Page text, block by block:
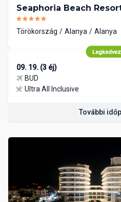
Seaphoria Beach
Törökország Alanya Alanya
09. 19. (3 éj)
BUD
Ultra All Inclusive
További